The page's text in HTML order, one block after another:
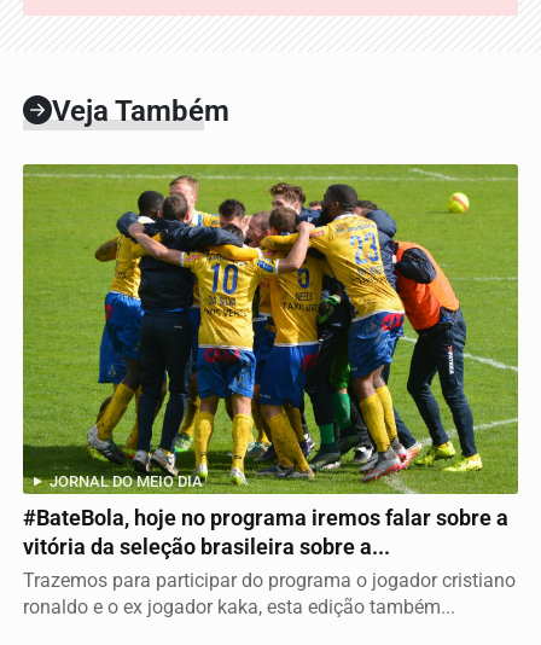
Veja Também
JORNAL DO MEIO DIA
#BateBola, hoje no programa iremos falar sobre a
vitória da seleção brasileira sobre a...
Trazemos para participar do programa o jogador cristiano
ronaldo e o ex jogador kaka, esta edição também...